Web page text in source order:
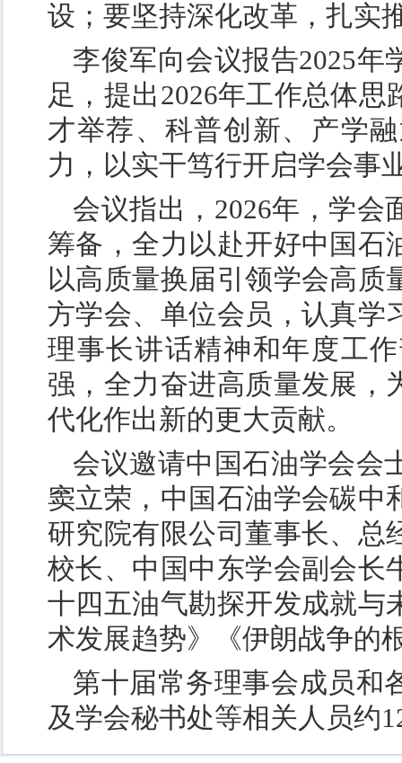
设；要坚持深化改革，扎实
李俊军向会议报告2025年
足，提出2026年工作总体
才举荐、科普创新、产学
力，以实干笃行开启学会事
会议指出，2026年，学会
筹备，全力以赴开好中国石
以高质量换届引领学会高质
方学会、单位会员，认真学
理事长讲话精神和年度工
强，全力奋进高质量发展，
代化作出新的更大贡献。
会议邀请中国石油学会会
窦立荣，中国石油学会碳中
研究院有限公司董事长、总
校长、中国中东学会副会长
十四五油气勘探开发成就与
术发展趋势》《伊朗战争的
第十届常务理事会成员和
及学会秘书处等相关人员约